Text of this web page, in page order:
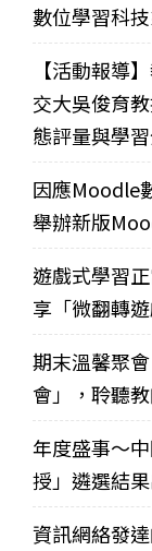
數位學習科
【活動報導
交大吳俊育
態評量與學
因應Moodle
舉辦新版
遊戲式學習
享「微翻轉
期末溫馨聚
會」，聆聽
年度盛事～
授」遴選結
資訊網絡發